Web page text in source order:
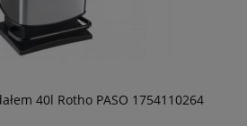
40l Rotho PASO 1754110264